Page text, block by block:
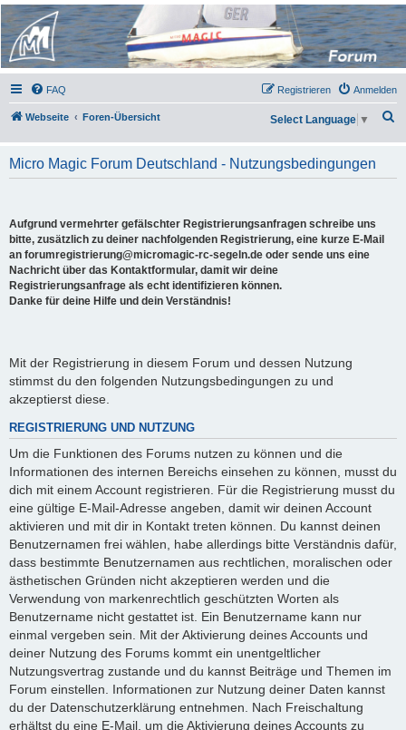
Micro Magic Forum
Deutschland
FAQ Anmelden
Registrieren
Webseite Foren-Übersicht
h
Select Language ▼
Micro Magic Forum Deutschland - Nutzungsbedingungen
Aufgrund vermehrter gefälschter Registrierungsanfragen schreibe uns
bitte, zusätzlich zu deiner nachfolgenden Registrierung, eine kurze E-Mail
an forumregistrierung@micromagic-rc-segeln.de oder sende uns eine
Nachricht über das Kontaktformular, damit wir deine
Registrierungsanfrage als echt identifizieren können.
Danke für deine Hilfe und dein Verständnis!
Mit der Registrierung in diesem Forum und dessen Nutzung
stimmst du den folgenden Nutzungsbedingungen zu und
akzeptierst diese.
REGISTRIERUNG UND NUTZUNG
Um die Funktionen des Forums nutzen zu können und die
Informationen des internen Bereichs einsehen zu können, musst du
dich mit einem Account registrieren. Für die Registrierung musst du
eine gültige E-Mail-Adresse angeben, damit wir deinen Account
aktivieren und mit dir in Kontakt treten können. Du kannst deinen
Benutzernamen frei wählen, habe allerdings bitte Verständnis dafür,
dass bestimmte Benutzernamen aus rechtlichen, moralischen oder
ästhetischen Gründen nicht akzeptieren werden und die
Verwendung von markenrechtlich geschützten Worten als
Benutzername nicht gestattet ist. Ein Benutzername kann nur
einmal vergeben sein. Mit der Aktivierung deines Accounts und
deiner Nutzung des Forums kommt ein unentgeltlicher
Nutzungsvertrag zustande und du kannst Beiträge und Themen im
Forum einstellen. Informationen zur Nutzung deiner Daten kannst
du der Datenschutzerklärung entnehmen. Nach Freischaltung
erhältst du eine E-Mail, um die Aktivierung deines Accounts zu